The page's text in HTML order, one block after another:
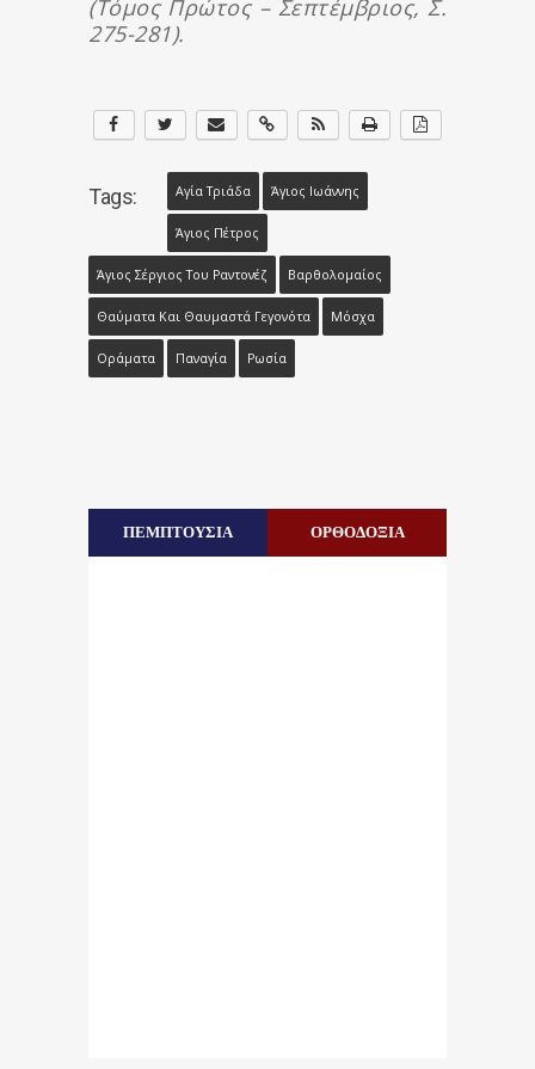
(τόμος Πρώτος – Σεπτέμβριος, Σ.
275-281).
Tags: Αγία Τριάδα Άγιος Ιωάννης
Άγιος Πέτρος
Άγιος Σέργιος Του Ραντονέζ Βαρθολομαίος
Θαύματα Και Θαυμαστά Γεγονότα Μόσχα
Οράματα Παναγία Ρωσία
ΠΕΜΠΤΟΥΣΙΑ ΟΡΘΟΔΟΞΙΑ